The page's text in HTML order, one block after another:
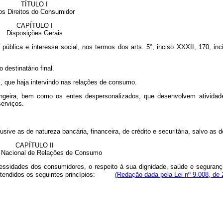
TÍTULO I
Direitos do Consumidor
CAPÍTULO I
Disposições Gerais
e interesse social, nos termos dos arts. 5°, inciso XXXII, 170,
destinatário final.
haja intervindo nas relações de consumo.
como os entes despersonalizados, que desenvolvem
as de natureza bancária, financeira, de crédito e securitária, salvo as
CAPÍTULO II
de Relações de Consumo
dos consumidores, o respeito à sua dignidade, saúde e
os seguintes princípios:
(Redação dada pela Lei nº 9.008, de